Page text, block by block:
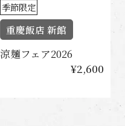
季節限定
重慶飯店 新館
涼麺フェア2026
¥2,600